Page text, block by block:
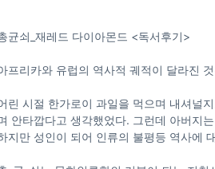
균쇠_재레드 다이아몬드 <독서후기>
프리카와 유럽의 역사적 궤적이 달라진
린 시절 한가로이 과일을 먹으며 내셔널
안타깝다고 생각했었다. 그런데 아버지
지만 성인이 되어 인류의 불평등 역사에